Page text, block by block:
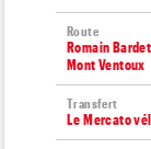
Route
Romain
Mont Ventoux
Transfert
Le Mercato